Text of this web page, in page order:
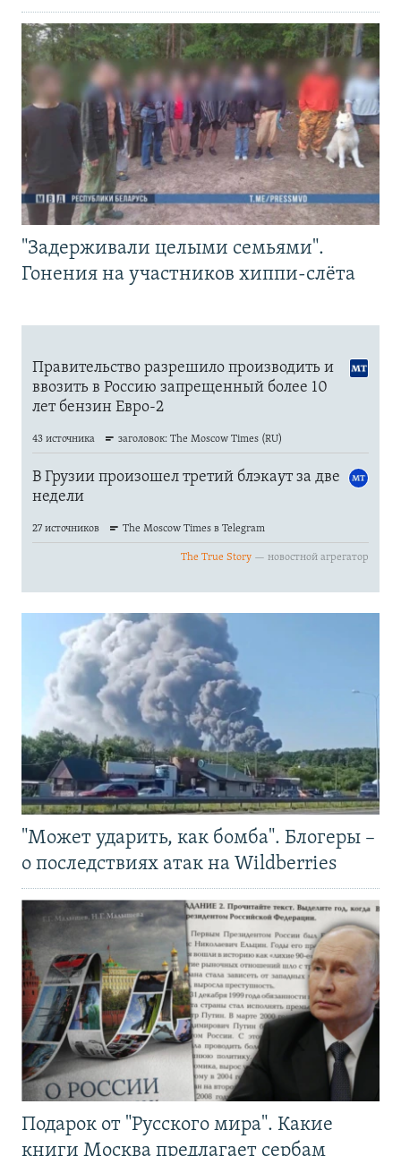
"Задерживали целыми семьями".
Гонения на участников хиппи-слёта
"Может ударить, как бомба". Блогеры –
о последствиях атак на Wildberries
Подарок от "Русского мира". Какие
книги Москва предлагает сербам